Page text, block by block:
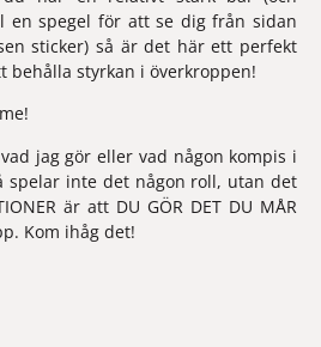
en spegel för att se dig från sidan
sticker) så är det här ett perfekt
behålla styrkan i överkroppen!
jag gör eller vad någon kompis i
spelar inte det någon roll, utan det
är att DU GÖR DET DU MÅR
Kom ihåg det!